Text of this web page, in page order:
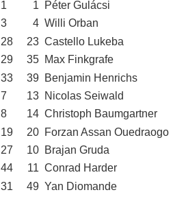
1 1
Péter Gulácsi
3 4 Willi Orban
28 23 Castello Lukeba
29 35 Max Finkgrafe
33 39 Benjamin Henrichs
7 13 Nicolas Seiwald
8 14 Christoph Baumgartner
19 20 Forzan Assan Ouedraogo
27 10 Brajan Gruda
44 11 Conrad Harder
31 49 Yan Diomande